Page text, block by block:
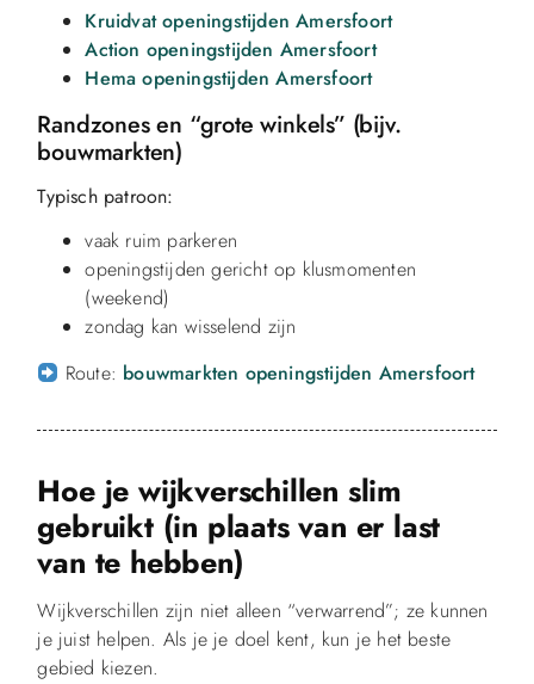
Kruidvat openingstijden Amersfoort
Action openingstijden Amersfoort
Hema openingstijden Amersfoort
Randzones en “grote winkels” (bijv.
bouwmarkten)
Typisch patroon:
vaak ruim parkeren
openingstijden gericht op klusmomenten
(weekend)
zondag kan wisselend zijn
Route: bouwmarkten openingstijden Amersfoort
Hoe je wijkverschillen slim
gebruikt (in plaats van er last
van te hebben)
Wijkverschillen zijn niet alleen “verwarrend”; ze kunnen
je juist helpen. Als je je doel kent, kun je het beste
gebied kiezen.